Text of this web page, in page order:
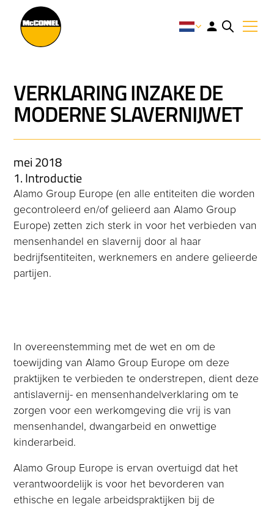
VERKLARING INZAKE DE
MODERNE SLAVERNIJWET
mei 2018
1. Introductie
Alamo Group Europe (en alle entiteiten die worden
gecontroleerd en/of gelieerd aan Alamo Group
Europe) zetten zich sterk in voor het verbieden van
mensenhandel en slavernij door al haar
bedrijfsentiteiten, werknemers en andere gelieerde
partijen.
In overeenstemming met de wet en om de
toewijding van Alamo Group Europe om deze
praktijken te verbieden te onderstrepen, dient deze
antislavernij- en mensenhandelverklaring om te
zorgen voor een werkomgeving die vrij is van
mensenhandel, dwangarbeid en onwettige
kinderarbeid.
Alamo Group Europe is ervan overtuigd dat het
verantwoordelijk is voor het bevorderen van
ethische en legale arbeidspraktijken bij de